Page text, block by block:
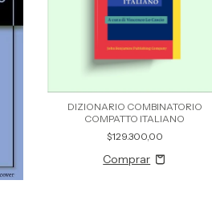
DIZIONARIO COMBINATORIO
COMPATTO ITALIANO
$129.300,00